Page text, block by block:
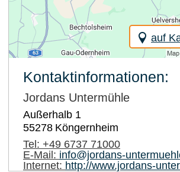
auf
Kontaktinformationen:
Jordans Untermühle
Außerhalb 1
55278 Köngernheim
Tel: +49 6737 71000
E-Mail: info@jordans-
Internet: http://www.jordans-